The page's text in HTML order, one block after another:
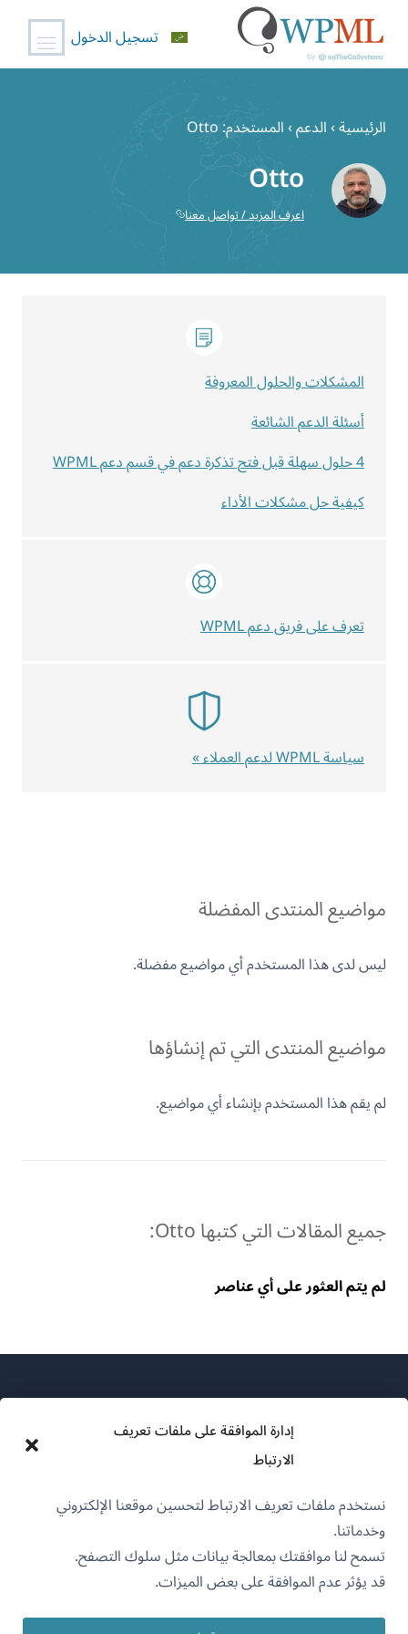
إدارة الموافقة على ملفات تعريف
الارتباط
نستخدم ملفات تعريف الارتباط لتحسين موقعنا الإلكتروني
وخدماتنا.
تسمح لنا موافقتك بمعالجة بيانات مثل سلوك التصفح.
قد يؤثر عدم الموافقة على بعض الميزات.
المحتوى
تسجيل الدخول
الرئيسية›الدعم›المستخدم: Otto
Otto
اعرف المزيد / تواصل معنا
مواضيع المنتدى المفضلة
ليس لدى هذا المستخدم أي مواضيع مفضلة.
مواضيع المنتدى التي تم إنشاؤها
لم يقم هذا المستخدم بإنشاء أي مواضيع.
جميع المقالات التي كتبها Otto:
لم يتم العثور على أي عناصر
المشكلات والحلول المعروفة
أسئلة الدعم الشائعة
4 حلول سهلة قبل فتح تذكرة دعم في قسم دعم WPML
كيفية حل مشكلات الأداء
تعرف على فريق دعم WPML
سياسة WPML لدعم العملاء »
سياسة GDPR والخصوصية
انضم إلى فريقنا
(يفتح
في
نافذة
جديدة)
(يفتح (يفتح (يفتح